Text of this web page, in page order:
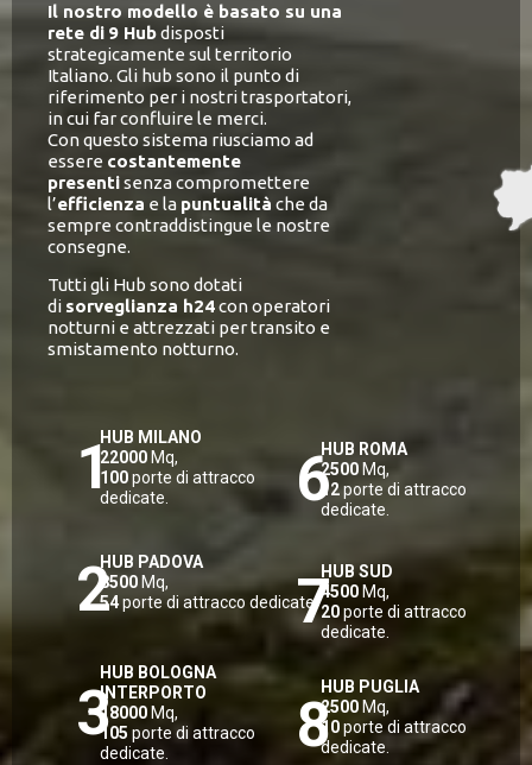
Il nostro modello è basato su una
rete di 9 Hubdisposti
strategicamente sul territorio
Italiano. Gli hub sono il punto di
riferimento per i nostri trasportatori,
in cui far confluire le merci.
Con questo sistema riusciamo ad
essere costantemente
presentisenza compromettere
l’efficienza e la puntualità che da
sempre contraddistingue le nostre
consegne.
Tutti gli Hub sono dotati
di sorveglianza h24con operatori
notturni e attrezzati per transito e
smistamento notturno.
1HUB MILANO
22000Mq,
100porte di attracco
dedicate.
2HUB PADOVA
8500Mq,
54porte di attracco dedicate.
3
HUB BOLOGNA
INTERPORTO
18000Mq,
105 porte di attracco
dedicate.
6HUB ROMA
2500Mq,
12porte di attracco
dedicate.
7HUB SUD
4500Mq,
20porte di attracco
dedicate.
8
HUB PUGLIA
2500Mq,
10porte di attracco
dedicate.